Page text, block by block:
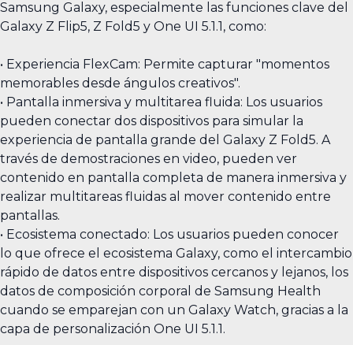
Samsung Galaxy, especialmente las funciones clave del
Galaxy Z Flip5, Z Fold5 y One UI 5.1.1, como:
• Experiencia FlexCam: Permite capturar "momentos
memorables desde ángulos creativos".
• Pantalla inmersiva y multitarea fluida: Los usuarios
pueden conectar dos dispositivos para simular la
experiencia de pantalla grande del Galaxy Z Fold5. A
través de demostraciones en video, pueden ver
contenido en pantalla completa de manera inmersiva y
realizar multitareas fluidas al mover contenido entre
pantallas.
• Ecosistema conectado: Los usuarios pueden conocer
lo que ofrece el ecosistema Galaxy, como el intercambio
rápido de datos entre dispositivos cercanos y lejanos, los
datos de composición corporal de Samsung Health
cuando se emparejan con un Galaxy Watch, gracias a la
capa de personalización One UI 5.1.1.